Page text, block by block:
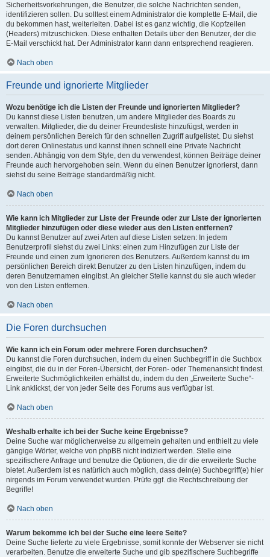
Sicherheitsvorkehrungen, die Benutzer, die solche Nachrichten senden,
identifizieren sollen. Du solltest einem Administrator die komplette E-Mail, die
du bekommen hast, weiterleiten. Dabei ist es ganz wichtig, die Kopfzeilen
(Headers) mitzuschicken. Diese enthalten Details über den Benutzer, der die
E-Mail verschickt hat. Der Administrator kann dann entsprechend reagieren.
Nach oben
Freunde und ignorierte Mitglieder
Wozu benötige ich die Listen der Freunde und ignorierten Mitglieder?
Du kannst diese Listen benutzen, um andere Mitglieder des Boards zu
verwalten. Mitglieder, die du deiner Freundesliste hinzufügst, werden in
deinem persönlichen Bereich für den schnellen Zugriff aufgelistet. Du siehst
dort deren Onlinestatus und kannst ihnen schnell eine Private Nachricht
senden. Abhängig von dem Style, den du verwendest, können Beiträge deiner
Freunde auch hervorgehoben sein. Wenn du einen Benutzer ignorierst, dann
siehst du seine Beiträge standardmäßig nicht.
Nach oben
Wie kann ich Mitglieder zur Liste der Freunde oder zur Liste der ignorierten
Mitglieder hinzufügen oder diese wieder aus den Listen entfernen?
Du kannst Benutzer auf zwei Arten auf diese Listen setzen: In jedem
Benutzerprofil siehst du zwei Links: einen zum Hinzufügen zur Liste der
Freunde und einen zum Ignorieren des Benutzers. Außerdem kannst du im
persönlichen Bereich direkt Benutzer zu den Listen hinzufügen, indem du
deren Benutzernamen eingibst. An gleicher Stelle kannst du sie auch wieder
von den Listen entfernen.
Nach oben
Die Foren durchsuchen
Wie kann ich ein Forum oder mehrere Foren durchsuchen?
Du kannst die Foren durchsuchen, indem du einen Suchbegriff in die Suchbox
eingibst, die du in der Foren-Übersicht, der Foren- oder Themenansicht findest.
Erweiterte Suchmöglichkeiten erhältst du, indem du den „Erweiterte Suche“-
Link anklickst, der von jeder Seite des Forums aus verfügbar ist.
Nach oben
Weshalb erhalte ich bei der Suche keine Ergebnisse?
Deine Suche war möglicherweise zu allgemein gehalten und enthielt zu viele
gängige Wörter, welche von phpBB nicht indiziert werden. Stelle eine
spezifischere Anfrage und benutze die Optionen, die dir die erweiterte Suche
bietet. Außerdem ist es natürlich auch möglich, dass dein(e) Suchbegriff(e) hier
nirgends im Forum verwendet wurden. Prüfe ggf. die Rechtschreibung der
Begriffe!
Nach oben
Warum bekomme ich bei der Suche eine leere Seite?
Deine Suche lieferte zu viele Ergebnisse, somit konnte der Webserver sie nicht
verarbeiten. Benutze die erweiterte Suche und gib spezifischere Suchbegriffe